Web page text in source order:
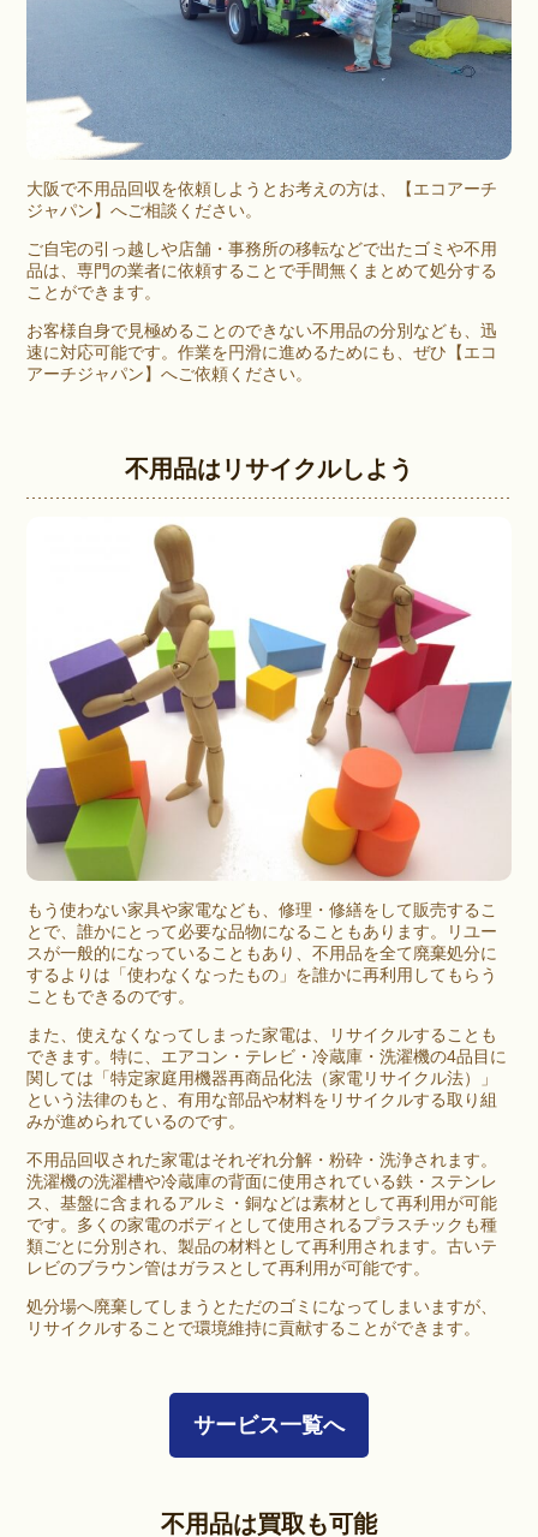
大阪で不用品回収を依頼しようとお考えの方は、【エコアーチ
ジャパン】へご相談ください。
ご自宅の引っ越しや店舗 ・事務所の移転などで出たゴミや不用
品は、専門の業者に依頼することで手間無くまとめて処分する
ことができます。
お客様自身で見極めることのできない不用品の分別なども、迅
速に対応可能です。作業を円滑に進めるためにも、ぜひ【エコ
アーチジャパン】へご依頼ください。
不用品はリサイクルしよう
もう使わない家具や家電なども、修理・修繕をして販売するこ
とで、誰かにとって必要な品物になることもあります。リユー
スが一般的になっていることもあり、不用品を全て廃棄処分に
するよりは「使わなくなったもの」を誰かに再利用してもらう
こともできるのです。
また、使えなくなってしまった家電は、リサイクルすることも
できます。特に、エアコン・テレビ・冷蔵庫・洗濯機の4品目に
関しては「特定家庭用機器再商品化法（家電リサイクル法）」
という法律のもと、有用な部品や材料をリサイクルする取り組
みが進められているのです。
不用品回収された家電はそれぞれ分解・粉砕・洗浄されます。
洗濯機の洗濯槽や冷蔵庫の背面に使用されている鉄・ステンレ
ス、基盤に含まれるアルミ・銅などは素材として再利用が可能
です。多くの家電のボディとして使用されるプラスチックも種
類ごとに分別され、製品の材料として再利用されます。古いテ
レビのブラウン管はガラスとして再利用が可能です。
処分場へ廃棄してしまうとただのゴミになってしまいますが、
リサイクルすることで環境維持に貢献することができます。
サービス一覧へ
不用品は買取も可能